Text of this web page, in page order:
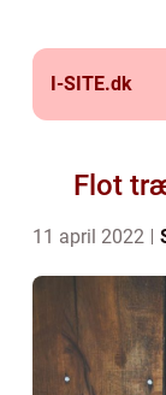
I-SITE.dk
Flot
11 april 2022